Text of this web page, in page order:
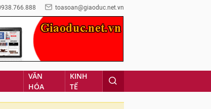
toasoan@giaoduc.net.vn
VĂN
HÓA
KINH
TẾ